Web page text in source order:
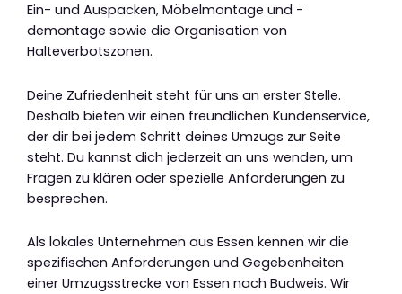
Ein- und Auspacken, Möbelmontage und -
demontage sowie die Organisation von
Halteverbotszonen.
Deine Zufriedenheit steht für uns an erster Stelle.
Deshalb bieten wir einen freundlichen Kundenservice,
der dir bei jedem Schritt deines Umzugs zur Seite
steht. Du kannst dich jederzeit an uns wenden, um
Fragen zu klären oder spezielle Anforderungen zu
besprechen.
Als lokales Unternehmen aus Essen kennen wir die
spezifischen Anforderungen und Gegebenheiten
einer Umzugsstrecke von Essen nach Budweis. Wir